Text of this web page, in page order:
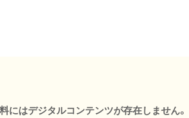
にはデジタルコンテンツが存在しません。